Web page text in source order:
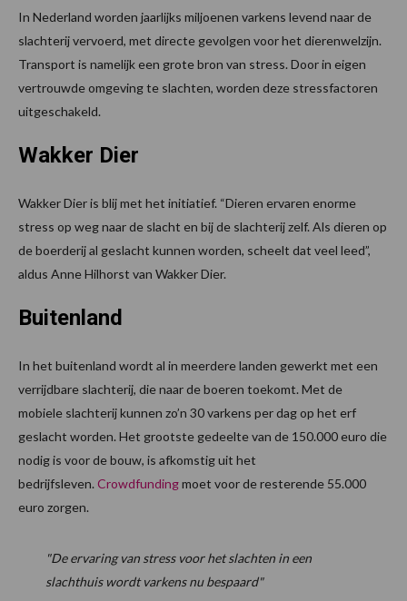
In Nederland worden jaarlijks miljoenen varkens levend naar de
slachterij vervoerd, met directe gevolgen voor het dierenwelzijn.
Transport is namelijk een grote bron van stress. Door in eigen
vertrouwde omgeving te slachten, worden deze stressfactoren
uitgeschakeld.
Wakker Dier
Wakker Dier is blij met het initiatief. “Dieren ervaren enorme
stress op weg naar de slacht en bij de slachterij zelf. Als dieren op
de boerderij al geslacht kunnen worden, scheelt dat veel leed”,
aldus Anne Hilhorst van Wakker Dier.
Buitenland
In het buitenland wordt al in meerdere landen gewerkt met een
verrijdbare slachterij, die naar de boeren toekomt. Met de
mobiele slachterij kunnen zo’n 30 varkens per dag op het erf
geslacht worden. Het grootste gedeelte van de 150.000 euro die
nodig is voor de bouw, is afkomstig uit het
bedrijfsleven. Crowdfundingmoet voor de resterende 55.000
euro zorgen.
"De ervaring van stress voor het slachten in een
slachthuis wordt varkens nu bespaard"